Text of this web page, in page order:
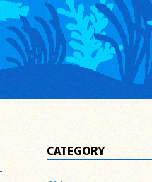
CATEGORY